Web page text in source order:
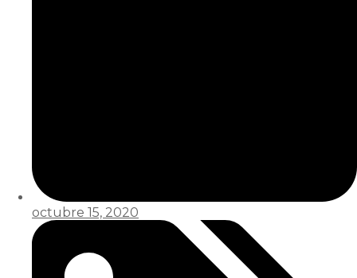
octubre 15, 2020